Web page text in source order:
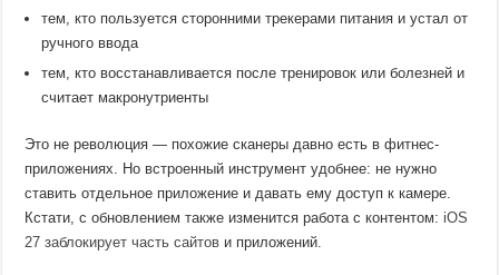
тем, кто пользуется сторонними трекерами питания и устал от
ручного ввода
тем, кто восстанавливается после тренировок или болезней и
считает макронутриенты
Это не революция — похожие сканеры давно есть в фитнес-
приложениях. Но встроенный инструмент удобнее: не нужно
ставить отдельное приложение и давать ему доступ к камере.
Кстати, с обновлением также изменится работа с контентом:iOS
27 заблокирует часть сайтов и приложений.